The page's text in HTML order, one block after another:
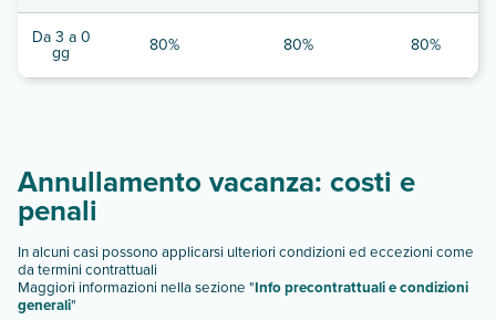
Da 3 a 0
gg 80% 80% 80%
Annullamento vacanza: costi e
penali
In alcuni casi possono applicarsi ulteriori condizioni ed eccezioni come
da termini contrattuali
Maggiori informazioni nella sezione "Info precontrattuali e condizioni
generali"